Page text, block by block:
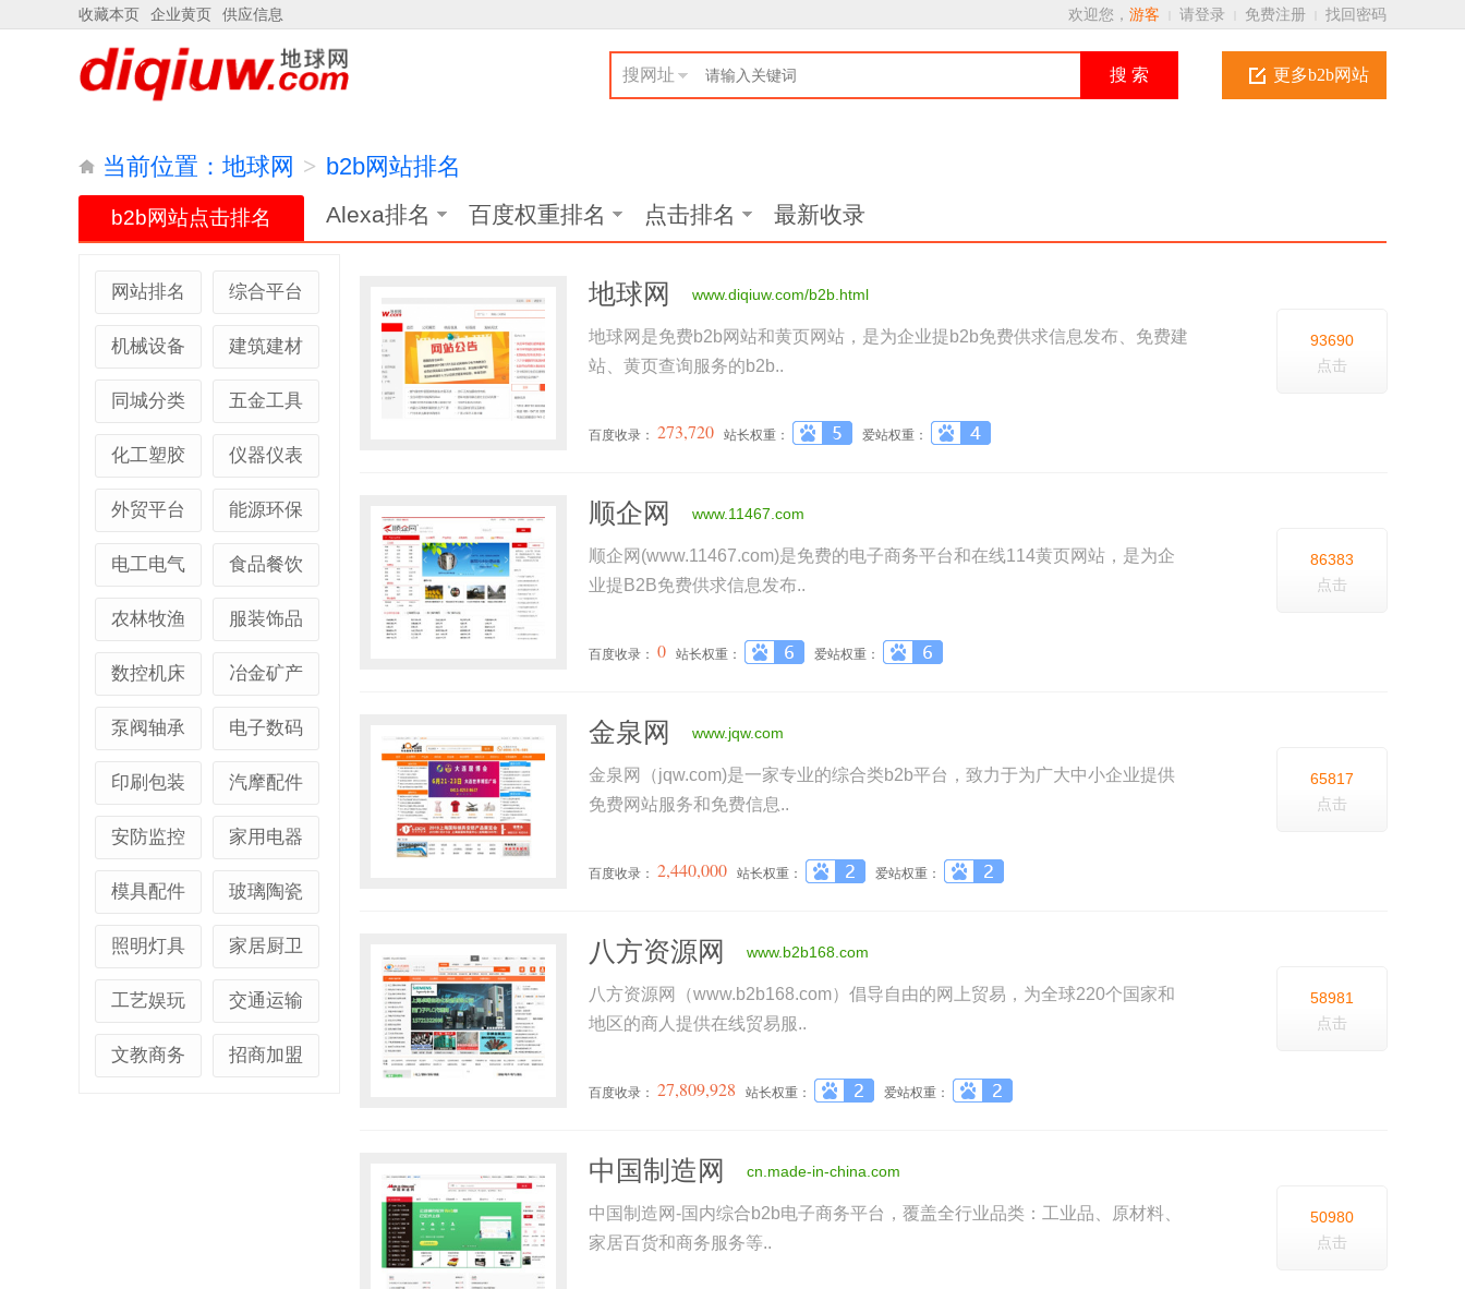
收藏本页 企业黄页 供应信息 欢迎您， 游客 请登录 免费注册 找回密码
更多b2b网站
搜网址 搜 索
当前位置： 地球网 > b2b网站排名
b2b网站点击排名 Alexa排名 百度权重排名 点击排名 最新收录
网站排名 综合平台
机械设备 建筑建材
同城分类 五金工具
化工塑胶 仪器仪表
外贸平台 能源环保
电工电气 食品餐饮
农林牧渔 服装饰品
数控机床 冶金矿产
泵阀轴承 电子数码
印刷包装 汽摩配件
安防监控 家用电器
模具配件 玻璃陶瓷
照明灯具 家居厨卫
工艺娱玩 交通运输
文教商务 招商加盟
93690
点击
地球网 www.diqiuw.com/b2b.html
地球网是免费b2b网站和黄页网站，是为企业提b2b免费供求信息发布、免费建
站、黄页查询服务的b2b..
百度收录： 273,720站长权重： 爱站权重：
86383
点击
顺企网 www.11467.com
顺企网(www.11467.com)是免费的电子商务平台和在线114黄页网站，是为企
业提B2B免费供求信息发布..
百度收录： 0站长权重： 爱站权重：
65817
点击
金泉网 www.jqw.com
金泉网（jqw.com)是一家专业的综合类b2b平台，致力于为广大中小企业提供
免费网站服务和免费信息..
百度收录： 2,440,000站长权重： 爱站权重：
58981
点击
八方资源网 www.b2b168.com
八方资源网（www.b2b168.com）倡导自由的网上贸易，为全球220个国家和
地区的商人提供在线贸易服..
百度收录： 27,809,928站长权重： 爱站权重：
50980
点击
中国制造网 cn.made-in-china.com
中国制造网-国内综合b2b电子商务平台，覆盖全行业品类：工业品、原材料、
家居百货和商务服务等..